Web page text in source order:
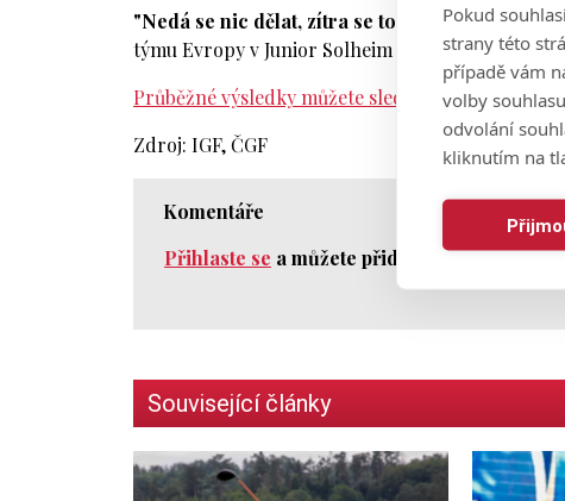
Pokud
strany této
případě vám
volby
odvolání
kliknutím na
"Nedá se nic dělat, zítra se to pokusíme
týmu Evropy v Junior Solheim Cupu.
Průběžné výsledky můžete sledovat zde.
Zdroj: IGF, ČGF
Komentáře
Přihlaste se a můžete přidat komentář.
Související články